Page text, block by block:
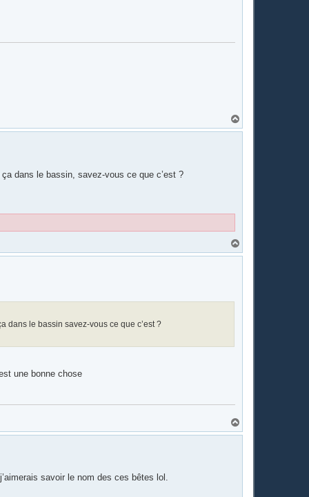
a
dans le bassin, savez-vous ce que c’est ?
a
dans le bassin savez-vous ce que c’est ?
une bonne chose
a
savoir le nom des ces bêtes lol.